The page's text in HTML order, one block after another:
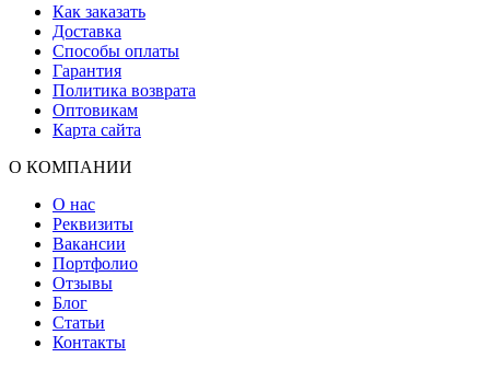
Как заказать
Доставка
Способы оплаты
Гарантия
Политика возврата
Оптовикам
Карта сайта
О КОМПАНИИ
О нас
Реквизиты
Вакансии
Портфолио
Отзывы
Блог
Статьи
Контакты